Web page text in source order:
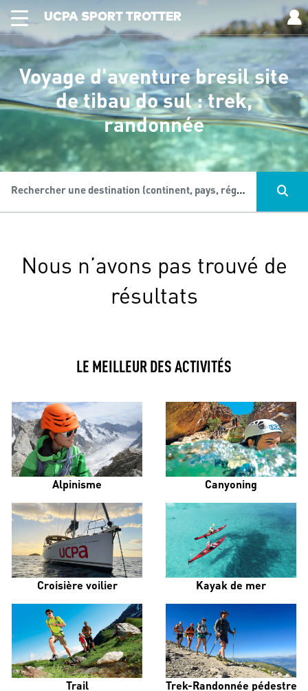
UCPA SPORT TROTTER
Voyage d'aventure bresil site
de tibau do sul : trek,
randonnée
Rechercher une destination (continent, pays, région...), une activité...
Nous n’avons pas trouvé de
résultats
LE MEILLEUR DES ACTIVITÉS
Alpinisme Canyoning
Croisière voilier Kayak de mer
Trail Trek-Randonnée pédestre